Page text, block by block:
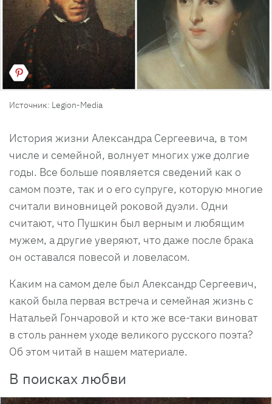
Источник: Legion-Media
История жизни Александра Сергеевича, в том
числе и семейной, волнует многих уже долгие
годы. Все больше появляется сведений как о
самом поэте, так и о его супруге, которую многие
считали виновницей роковой дуэли. Одни
считают, что Пушкин был верным и любящим
мужем, а другие уверяют, что даже после брака
он оставался повесой и ловеласом.
Каким на самом деле был Александр Сергеевич,
какой была первая встреча и семейная жизнь с
Натальей Гончаровой и кто же все-таки виноват
в столь раннем уходе великого русского поэта?
Об этом читай в нашем материале.
В поисках любви